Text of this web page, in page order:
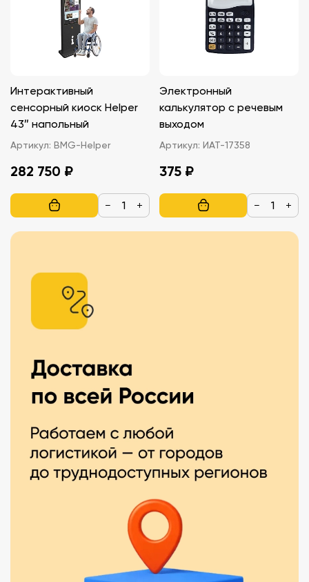
Интерактивный
сенсорный киоск Helper
43″ напольный
Артикул: BMG-Helper
282 750 ₽
− +
Электронный
калькулятор с речевым
выходом
Артикул: ИАТ-17358
375 ₽
− +